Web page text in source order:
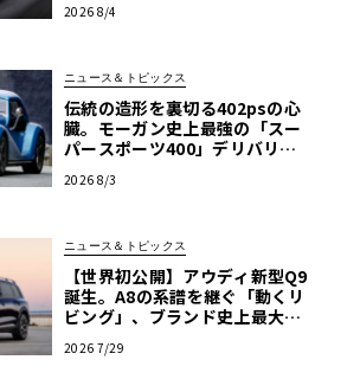
【画像38枚】
2026 8/4
ニュース＆トピックス
伝統の造形を裏切る402psの心
臓。モーガン史上最強の「スー
パースポーツ400」デリバリー
2026 8/3
ニュース＆トピックス
【世界初公開】アウディ新型Q9
誕生。A8の系譜を継ぐ「動くリ
ビング」、ブランド史上最大のS
2026 7/29